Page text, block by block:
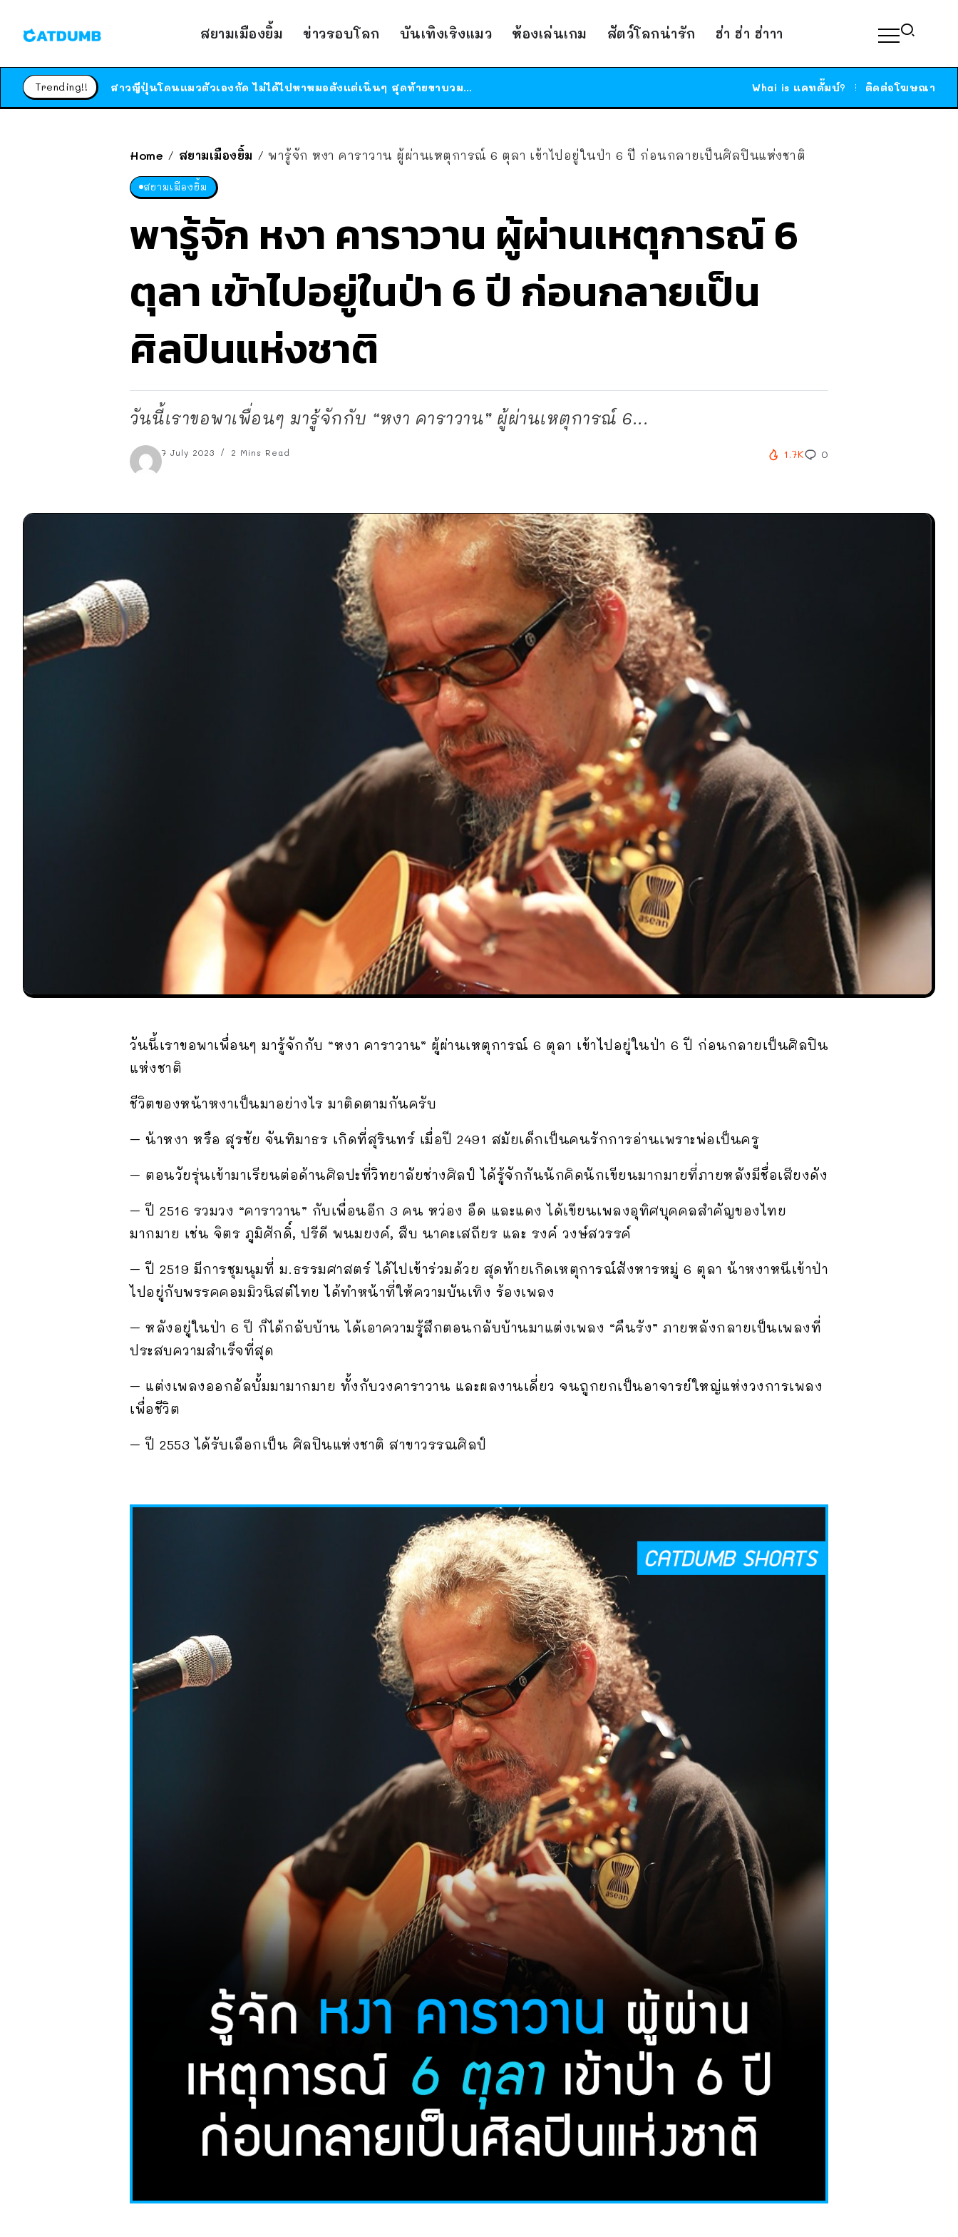
สยามเมืองยิ้ม ข่าวรอบโลก บันเทิงเริงแมว ห้องเล่นเกม สัตว์โลกน่ารัก ฮ่า ฮ่า ฮ่าาา
Trending!!
ร้านอาหารในนิวยอร์กประกาศปิดตัวลง หลังอยู่มานานกว่า 45 ปี ติดป้ายขอบคุณลูกค้าทุกคน แถมสูตรทำไวท์ซอสให้แบบจัดเต็ม
ได้เวลาเด็กหนวดรวมตัว RF Online Next เปิดให้เล่นแล้ว เกม Sci-Fi MMORPG ระดับตำนาน เล่นได้ทั้งมือถือและ PC Whai is แคทดั๊มบ์? ติดต่อโฆษณา
Home / สยามเมืองยิ้ม / พารู้จัก หงา คาราวาน ผู้ผ่านเหตุการณ์ 6 ตุลา เข้าไปอยู่ในป่า 6 ปี ก่อนกลายเป็นศิลปินแห่งชาติ
สยามเมืองยิ้ม
พารู้จัก หงา คาราวาน ผู้ผ่านเหตุการณ์ 6
ตุลา เข้าไปอยู่ในป่า 6 ปี ก่อนกลายเป็น
ศิลปินแห่งชาติ
วันนี้เราขอพาเพื่อนๆ มารู้จักกับ “หงา คาราวาน” ผู้ผ่านเหตุการณ์ 6...
7 July 2023 2 Mins Read 1.7K 0
วันนี้เราขอพาเพื่อนๆ มารู้จักกับ “หงา คาราวาน” ผู้ผ่านเหตุการณ์ 6 ตุลา เข้าไปอยู่ในป่า 6 ปี ก่อนกลายเป็นศิลปิน
แห่งชาติ
ชีวิตของหน้าหงาเป็นมาอย่างไร มาติดตามกันครับ
– น้าหงา หรือ สุรชัย จันทิมาธร เกิดที่สุรินทร์ เมื่อปี 2491 สมัยเด็กเป็นคนรักการอ่านเพราะพ่อเป็นครู
– ตอนวัยรุ่นเข้ามาเรียนต่อด้านศิลปะที่วิทยาลัยช่างศิลป์ ได้รู้จักกันนักคิดนักเขียนมากมายที่ภายหลังมีชื่อเสียงดัง
– ปี 2516 รวมวง “คาราวาน” กับเพื่อนอีก 3 คน หว่อง อืด และแดง ได้เขียนเพลงอุทิศบุคคลสำคัญของไทย
มากมาย เช่น จิตร ภูมิศักดิ์, ปรีดี พนมยงค์, สืบ นาคะเสถียร และ รงค์ วงษ์สวรรค์
– ปี 2519 มีการชุมนุมที่ ม.ธรรมศาสตร์ ได้ไปเข้าร่วมด้วย สุดท้ายเกิดเหตุการณ์สังหารหมู่ 6 ตุลา น้าหงาหนีเข้าป่า
ไปอยู่กับพรรคคอมมิวนิสต์ไทย ได้ทำหน้าที่ให้ความบันเทิง ร้องเพลง
– หลังอยู่ในป่า 6 ปี ก็ได้กลับบ้าน ได้เอาความรู้สึกตอนกลับบ้านมาแต่งเพลง “คืนรัง” ภายหลังกลายเป็นเพลงที่
ประสบความสำเร็จที่สุด
– แต่งเพลงออกอัลบั้มมามากมาย ทั้งกับวงคาราวาน และผลงานเดี่ยว จนถูกยกเป็นอาจารย์ใหญ่แห่งวงการเพลง
เพื่อชีวิต
– ปี 2553 ได้รับเลือกเป็น ศิลปินแห่งชาติ สาขาวรรณศิลป์